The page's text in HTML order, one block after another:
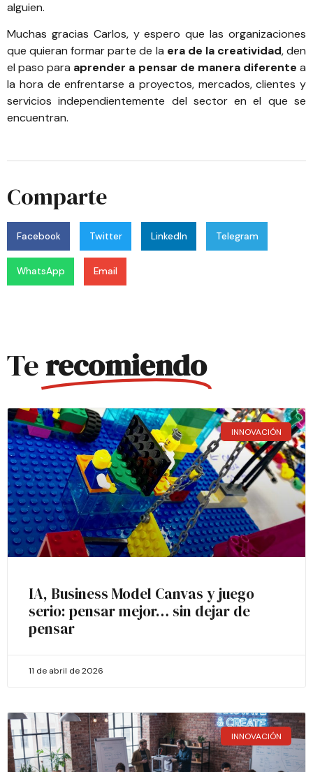
alguien.
Muchas gracias Carlos, y espero que las organizaciones
que quieran formar parte de la era de la creatividad, den
el paso para aprender a pensar de manera diferente a
la hora de enfrentarse a proyectos, mercados, clientes y
servicios independientemente del sector en el que se
encuentran.
Comparte
Facebook Twitter LinkedIn Telegram
WhatsApp Email
Terecomiendo
INNOVACIÓN
IA, Business Model Canvas y juego
serio: pensar mejor… sin dejar de
pensar
11 de abril de 2026
INNOVACIÓN